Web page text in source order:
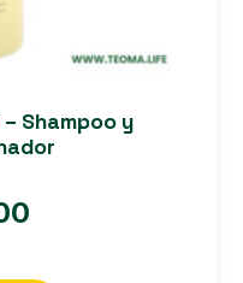
Shampoo y